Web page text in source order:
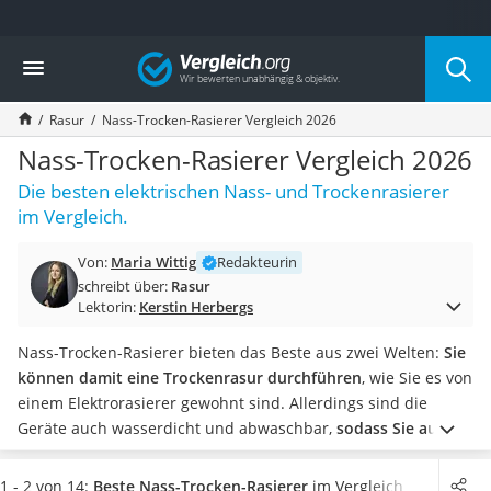
Die beliebtesten Vergleiche nach Kategorie
Drogerie
Inhalator
Haarschneider
Rollator
Braun Rasierer
Katzenklappe (Chip)
Rasierer
Massagepistole
Epilierer
Eiweißpulver
Magnesiumpräparat
Katzenklappe
Nackenmassagegerät
Zeckenschutz Katze
leichter Haartrockner
Vergleich
Rasur Nass-Trocken-Rasierer Vergleich 2026
Nass-Trocken-Rasierer Vergleich 2026
Die besten elektrischen Nass- und Trockenrasierer
im Vergleich.
Von: Maria Wittig
Redakteurin
schreibt über: Rasur
Lektorin: Kerstin Herbergs
Nass-Trocken-Rasierer bieten das Beste aus zwei Welten: Sie
können damit eine Trockenrasur durchführen, wie Sie es von
einem Elektrorasierer gewohnt sind. Allerdings sind die
Geräte auch wasserdicht und abwaschbar, sodass Sie auch
Rasierschaum verwenden können. Machen Sie Ihre
Entscheidung neben der Rasierqualität auch vom verbauten
1 - 2 von 14: Beste Nass-Trocken-Rasierer im Vergleich